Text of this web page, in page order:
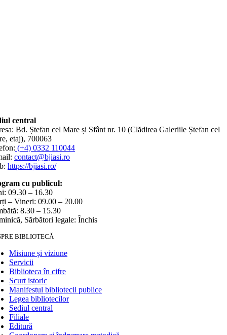
central
Bd. Ștefan cel Mare și Sfânt nr. 10 (Clădirea Galeriile Ștefan cel
etaj), 700063
(+4) 0332 110044
contact@bjiasi.ro
https://bjiasi.ro/
cu publicul:
09.30 – 16.30
– Vineri: 09.00 – 20.00
8.30 – 15.30
Sărbători legale: Închis
BIBLIOTECĂ
Misiune şi viziune
Servicii
Biblioteca în cifre
Scurt istoric
Manifestul bibliotecii publice
Legea bibliotecilor
Sediul central
Filiale
Editură